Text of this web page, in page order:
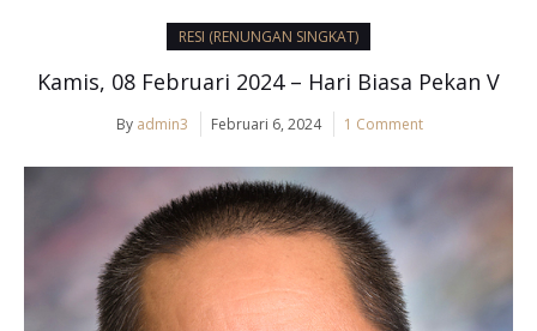
RESI (RENUNGAN SINGKAT)
Kamis, 08 Februari 2024 – Hari Biasa Pekan V
By admin3 Februari 6, 2024 1 Comment